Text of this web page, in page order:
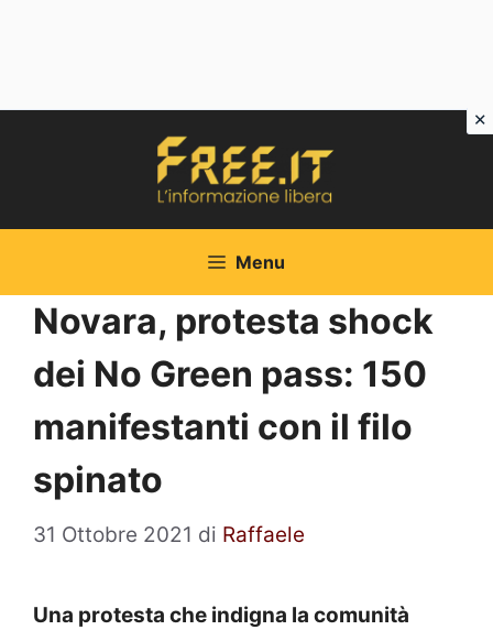
Menu
Novara, protesta shock
dei No Green pass: 150
manifestanti con il filo
spinato
31 Ottobre 2021 di Raffaele
Una protesta che indigna la comunità